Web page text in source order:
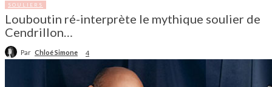
SOULIERS
Louboutin ré-interprète le mythique soulier de
Cendrillon…
Par Chloé Simone 4